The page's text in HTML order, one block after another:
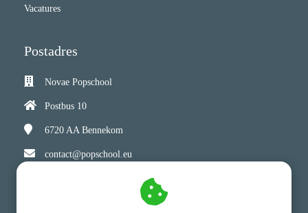
Vacatures
Postadres
Novae Popschool
Postbus 10
6720 AA Bennekom
contact@popschool.eu